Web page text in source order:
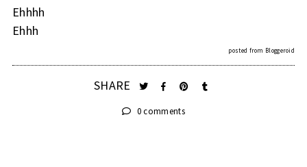
Ehhhh
Ehhh
posted from Bloggeroid
SHARE
0 comments